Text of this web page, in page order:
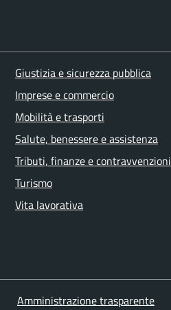
Giustizia e sicurezza pubblica
Imprese e commercio
Mobilità e trasporti
Salute, benessere e assistenza
Tributi, finanze e contravvenzioni
Turismo
Vita lavorativa
Amministrazione trasparente